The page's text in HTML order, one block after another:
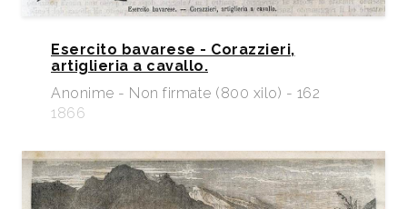
Esercito bavarese - Corazzieri,
artiglieria a cavallo.
Anonime - Non firmate (800 xilo) - 162
1866